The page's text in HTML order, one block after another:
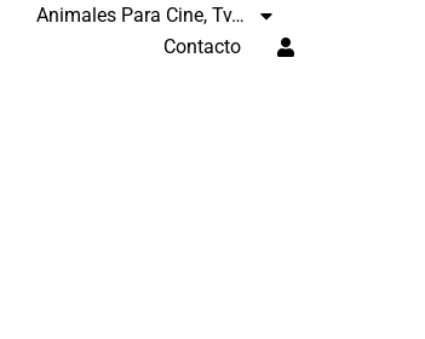
Animales Para Cine, Tv…
Contacto